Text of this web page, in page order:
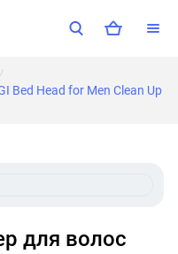
/
Bed Head for Men Clean Up